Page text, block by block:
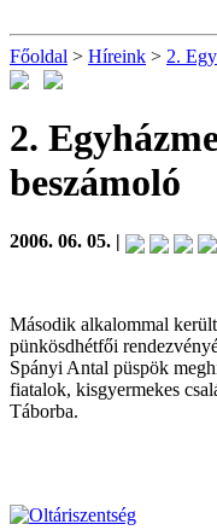
Főoldal > Híreink > 2.
2.
beszámoló
2006. 06. 05. |
Második alkalommal
pünkösdhétfői
Spányi Antal püspök
fiatalok, kisgyermekes
Táborba.